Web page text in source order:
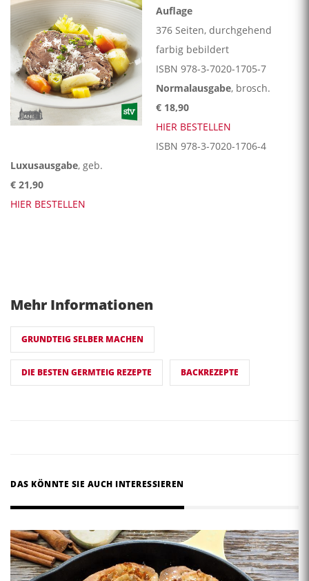
Auflage
376 Seiten, durchgehend
farbig bebildert
ISBN 978-3-7020-1705-7
Normalausgabe, brosch.
€ 18,90
HIER BESTELLEN
ISBN 978-3-7020-1706-4
Luxusausgabe, geb.
€ 21,90
HIER BESTELLEN
Mehr Informationen
GRUNDTEIG SELBER MACHEN
DIE BESTEN GERMTEIG REZEPTE BACKREZEPTE
DAS KÖNNTE SIE AUCH INTERESSIEREN